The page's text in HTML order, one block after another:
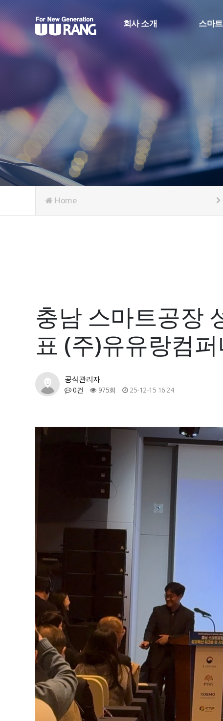
회사 소개
CEO 인사
회사 조직도
인증 및 수상
오시는 길
스마
생산정
스마트
Home
충남 스마트공장
표 (주)유유랑컴
공식관리자
0건 975회 25-12-15 16:24